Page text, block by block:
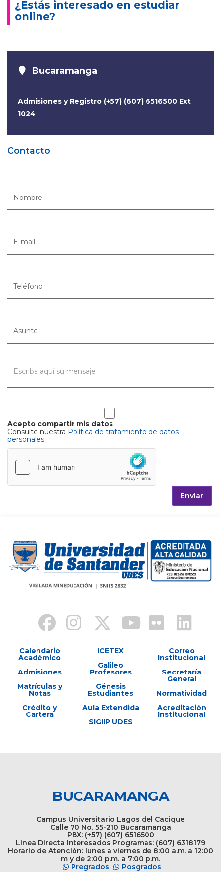
¿Estás interesado en estudiar
online?
Bucaramanga
Admisiones y Registro (+57) (607) 6516500 Ext
1024
Contacto
Acepto compartir mis datos
Consulte nuestra Política de tratamiento de datos
personales
Enviar
Calendario
Académico
Admisiones
Matrículas y
Notas
Crédito y
Cartera
ICETEX
Galileo
Profesores
Génesis
Estudiantes
Aula Extendida
SIGIIP UDES
Correo
Institucional
Secretaría
General
Normatividad
Acreditación
Institucional
BUCARAMANGA
Campus Universitario Lagos del Cacique
Calle 70 No. 55-210 Bucaramanga
PBX: (+57) (607) 6516500
Línea Directa Interesados Programas: (607) 6318179
Horario de Atención: lunes a viernes de 8:00 a.m. a 12:00
m y de 2:00 p.m. a 7:00 p.m.
Pregrados
Posgrados